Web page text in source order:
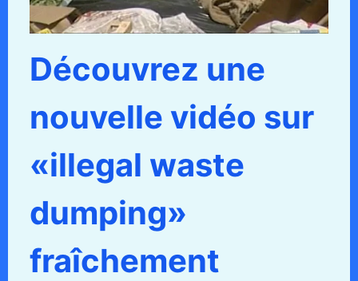
Découvrez une
nouvelle vidéo sur
«illegal waste
dumping»
fraîchement